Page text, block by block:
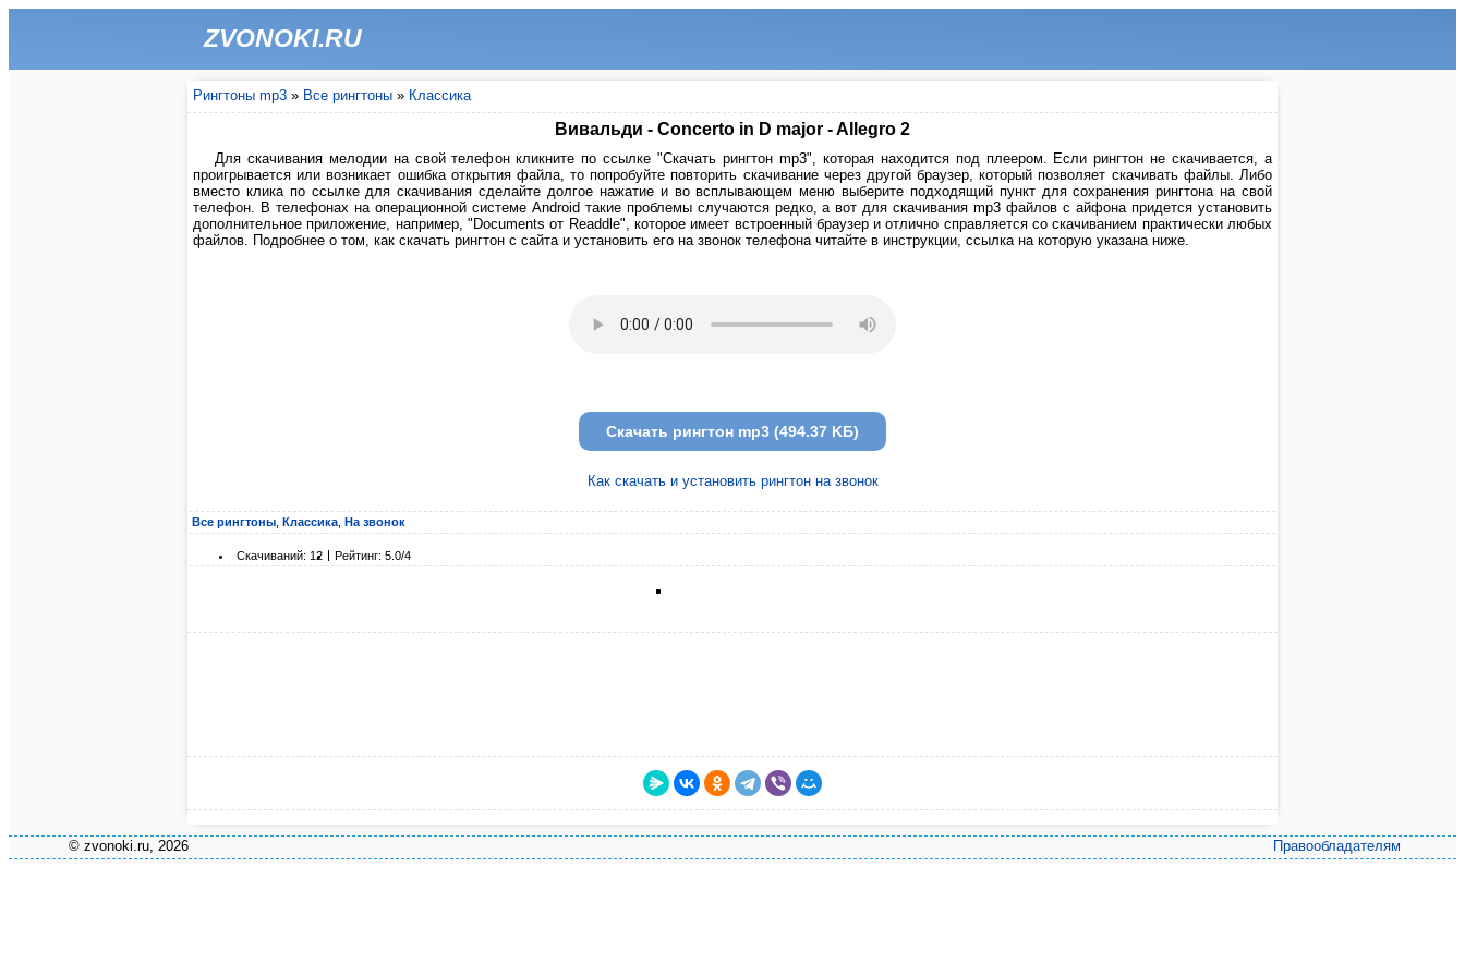
ZVONOKI.RU
Рингтоны mp3 » Все рингтоны » Классика
Вивальди - Concerto in D major - Allegro 2
Для скачивания мелодии на свой телефон кликните по ссылке "Скачать рингтон mp3", которая находится под плеером. Если рингтон не скачивается, а
проигрывается или возникает ошибка открытия файла, то попробуйте повторить скачивание через другой браузер, который позволяет скачивать файлы. Либо
вместо клика по ссылке для скачивания сделайте долгое нажатие и во всплывающем меню выберите подходящий пункт для сохранения рингтона на свой
телефон. В телефонах на операционной системе Android такие проблемы случаются редко, а вот для скачивания mp3 файлов с айфона придется установить
дополнительное приложение, например, "Documents от Readdle", которое имеет встроенный браузер и отлично справляется со скачиванием практически любых
файлов. Подробнее о том, как скачать рингтон с сайта и установить его на звонок телефона читайте в инструкции, ссылка на которую указана ниже.
Скачать рингтон mp3 (494.37 KБ)
Как скачать и установить рингтон на звонок
Все рингтоны Классика На звонок
Скачиваний: 12 Рейтинг: 5.0/4
© zvonoki.ru, 2026 Правообладателям